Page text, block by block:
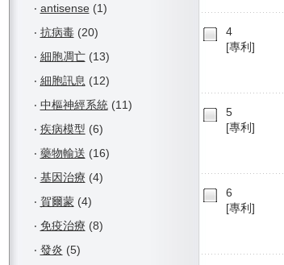
‧ antisense(1)
‧ 抗病毒(20)
‧ 細胞凋亡(13)
‧ 細胞訊息 (12)
‧ 中樞神經系統(11)
‧ 疾病模型 (6)
‧ 藥物輸送 (16)
‧ 基因治療 (4)
‧ 賀爾蒙(4)
‧ 免疫治療 (8)
‧ 發炎 (5)
4
[專利]
5
[專利]
6
[專利]